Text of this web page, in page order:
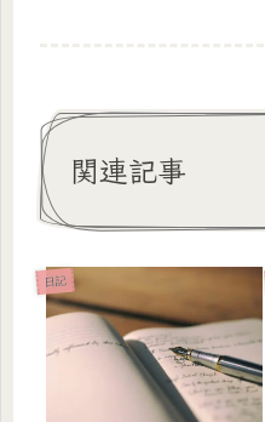
関連記事
日記